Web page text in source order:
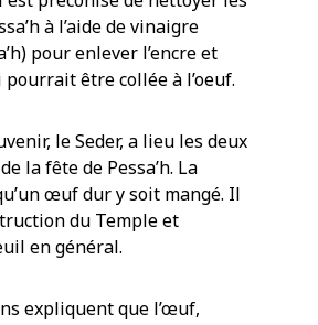
à l’aide de vinaigre
pour enlever l’encre et
être collée à l’oeuf.
le Seder, a lieu les deux
la fête de Pessa’h. La
œuf dur y soit mangé. Il
du Temple et
en général.
expliquent que l’œuf,